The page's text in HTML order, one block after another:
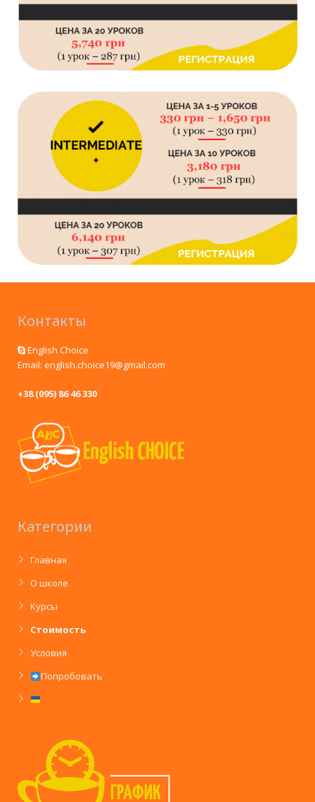
Контакты
English Choice
Email: english.choice19@gmail.com
+38 (095) 86 46 330
Категории
Главная
О школе
Курсы
Стоимость
Условия
Попробовать